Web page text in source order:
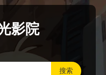
影院
搜索